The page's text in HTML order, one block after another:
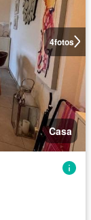
4fotos
Casa